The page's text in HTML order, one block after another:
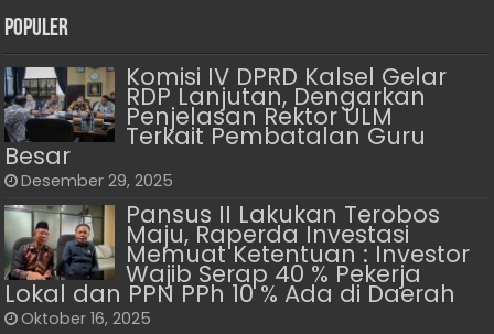
Populer
Komisi IV DPRD Kalsel Gelar
RDP Lanjutan, Dengarkan
Penjelasan Rektor ULM
Terkait Pembatalan Guru
Besar
Desember 29, 2025
Pansus II Lakukan Terobos
Maju, Raperda Investasi
Memuat Ketentuan : Investor
Wajib Serap 40 % Pekerja
Lokal dan PPN PPh 10 % Ada di Daerah
Oktober 16, 2025